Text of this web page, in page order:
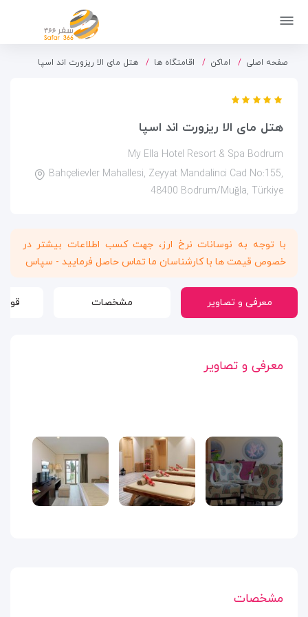
صفحه اصلی اماکن اقامتگاه ها هتل مای الا ریزورت اند اسپا
هتل مای الا ریزورت اند اسپا
My Ella Hotel Resort & Spa Bodrum
Bahçelievler Mahallesi, Zeyyat Mandalinci Cad No:155,
48400 Bodrum/Muğla, Türkiye
با توجه به نوسانات نرخ ارز، جهت کسب اطلاعات بیشتر در
خصوص قیمت ها با کارشناسان ما تماس حاصل فرمایید - سپاس
معرفی و تصاویر مشخصات
معرفی و تصاویر
مشخصات